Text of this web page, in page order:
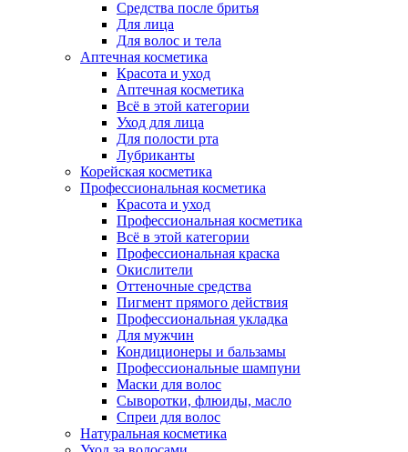
Средства после бритья
Для лица
Для волос и тела
Аптечная косметика
Красота и уход
Аптечная косметика
Всё в этой категории
Уход для лица
Для полости рта
Лубриканты
Корейская косметика
Профессиональная косметика
Красота и уход
Профессиональная косметика
Всё в этой категории
Профессиональная краска
Окислители
Оттеночные средства
Пигмент прямого действия
Профессиональная укладка
Для мужчин
Кондиционеры и бальзамы
Профессиональные шампуни
Маски для волос
Сыворотки, флюиды, масло
Спреи для волос
Натуральная косметика